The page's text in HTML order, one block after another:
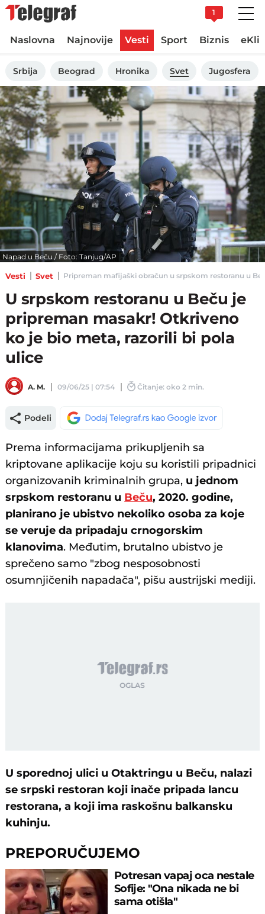
1
Naslovna Najnovije Vesti Sport Biznis
Srbija Beograd Hronika Svet Jugosfera
Napad u Beču / Foto: Tanjug/AP
Vesti Svet Pripreman mafijaški obračun u srpskom restoranu u
U srpskom restoranu u Beču je
pripreman masakr! Otkriveno
ko je bio meta, razorili bi pola
ulice
A. M. 09/06/25 | 07:54 Čitanje: oko 2 min.
Podeli
Prema informacijama prikupljenih sa
kriptovane aplikacije koju su koristili pripadnici
organizovanih kriminalnih grupa, u jednom
srpskom restoranu u Beču, 2020. godine,
planirano je ubistvo nekoliko osoba za koje
se veruje da pripadaju crnogorskim
klanovima. Međutim, brutalno ubistvo je
sprečeno samo "zbog nesposobnosti
osumnjičenih napadača", pišu austrijski mediji.
U sporednoj ulici u Otaktringu u Beču, nalazi
se srpski restoran koji inače pripada lancu
restorana, a koji ima raskošnu balkansku
kuhinju.
PREPORUČUJEMO
Potresan vapaj oca nestale
Sofije: "Ona nikada ne bi
sama otišla"